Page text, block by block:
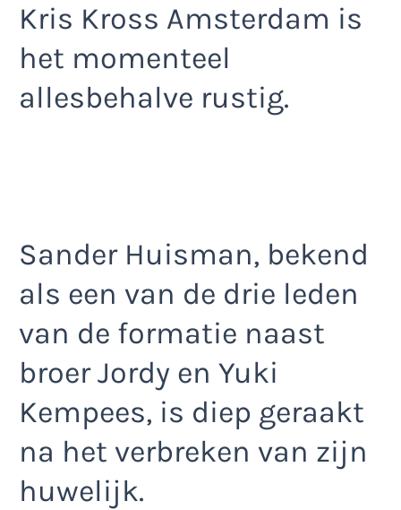
Kris Kross Amsterdam is
het momenteel
allesbehalve rustig.
Sander Huisman, bekend
als een van de drie leden
van de formatie naast
broer Jordy en Yuki
Kempees, is diep geraakt
na het verbreken van zijn
huwelijk.